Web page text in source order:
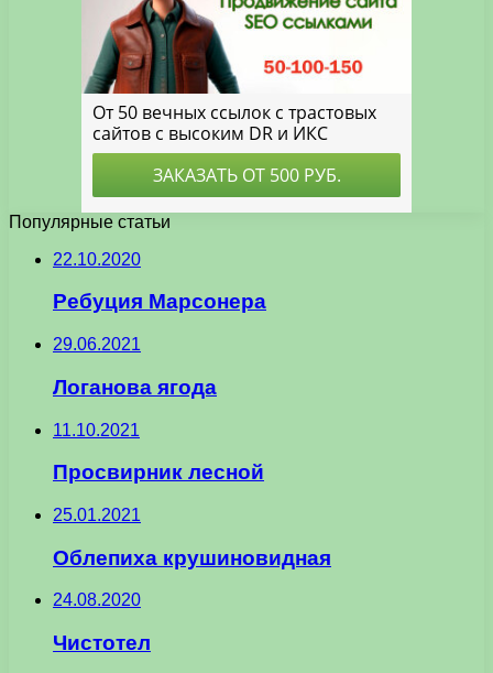
Популярные статьи
22.10.2020
Ребуция Марсонера
29.06.2021
Логанова ягода
11.10.2021
Просвирник лесной
25.01.2021
Облепиха крушиновидная
24.08.2020
Чистотел